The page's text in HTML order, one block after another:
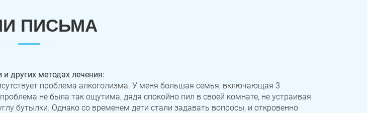
ПИСЬМА
других методах лечения:
проблема алкоголизма. У меня большая семья, включающая 3
не была так ощутима, дядя спокойно пил в своей комнате, не устраивая
бутылки. Однако со временем дети стали задавать вопросы, и откровенно